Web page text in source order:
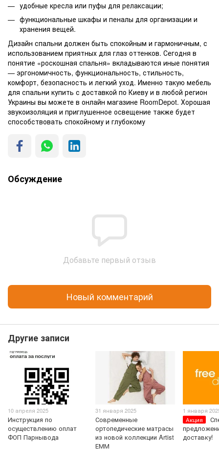
удобные кресла или пуфы для релаксации;
функциональные шкафы и пеналы для организации и
хранения вещей.
Дизайн спальни должен быть спокойным и гармоничным, с
использованием приятных для глаз оттенков. Сегодня в
понятие «роскошная спальня» вкладываются иные понятия
— эргономичность, функциональность, стильность,
комфорт, безопасность и легкий уход. Именно такую мебель
для спальни купить с доставкой по Киеву и в любой регион
Украины вы можете в онлайн магазине RoomDepot. Хорошая
звукоизоляция и приглушенное освещение также будет
способствовать спокойному и глубокому
Обсуждение
Добавьте первый отзыв
Новый комментарий
Другие записи
10 апреля 2025
Инструкция по
осуществлению оплат
ФОП Парнывода
31 января 2025
Современные
ортопедические матрасы
из новой коллекции Artist
ЕММ
1 января
Акция
доставку!